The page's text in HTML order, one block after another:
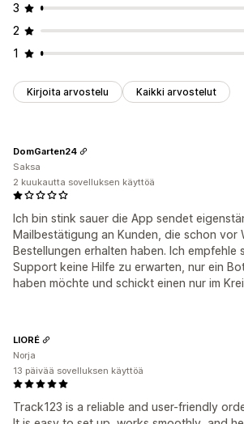
3
2
1
Kirjoita arvostelu Kaikki arvostelut
Ich bin stink sauer die App sendet
Mailbestätigung an Kunden, die schon vor
Bestellungen erhalten haben. Ich empfehle
Support keine Hilfe zu erwarten, nur ein
haben möchte und schickt einen nur im
DomGarten24
Saksa
2 kuukautta sovelluksen käyttöä
Track123 is a reliable and user-friendly
LIORÉ
Norja
13 päivää sovelluksen käyttöä